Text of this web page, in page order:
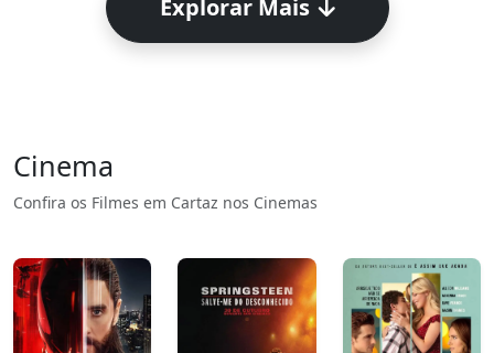
Explorar Mais
Cinema
Confira os Filmes em Cartaz nos Cinemas